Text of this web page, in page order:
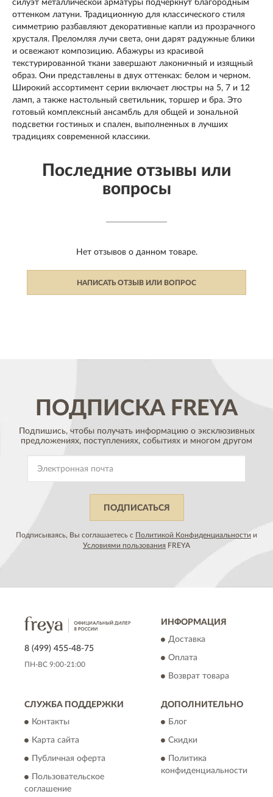
силуэт металлической арматуры подчеркнут благородным
оттенком латуни. Традиционную для классического стиля
симметрию разбавляют декоративные капли из прозрачного
хрусталя. Преломляя лучи света, они дарят радужные блики
и освежают композицию. Абажуры из красивой
текстурированной ткани завершают лаконичный и изящный
образ. Они представлены в двух оттенках: белом и черном.
Широкий ассортимент серии включает люстры на 5, 7 и 12
ламп, а также настольный светильник, торшер и бра. Это
готовый комплексный ансамбль для общей и зональной
подсветки гостиных и спален, выполненных в лучших
традициях современной классики.
Последние отзывы или
вопросы
Нет отзывов о данном товаре.
НАПИСАТЬ ОТЗЫВ ИЛИ ВОПРОС
ПОДПИСКА FREYA
Подпишись, чтобы получать информацию о эксклюзивных
предложениях, поступлениях, событиях и многом другом
ПОДПИСАТЬСЯ
Подписываясь, Вы соглашаетесь с Политикой Конфиденциальности и
Условиями пользования FREYA
8 (499) 455-48-75
ПН-ВС 9:00-21:00
ИНФОРМАЦИЯ
Доставка
Оплата
Возврат товара
СЛУЖБА ПОДДЕРЖКИ
Контакты
Карта сайта
Публичная оферта
Пользовательское
соглашение
ДОПОЛНИТЕЛЬНО
Блог
Скидки
Политика
конфиденциальности